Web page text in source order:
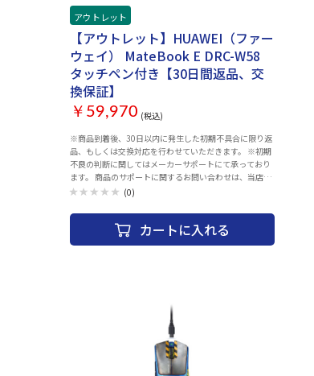
アウトレット
【アウトレット】HUAWEI（ファー
ウェイ） MateBook E DRC-W58
タッチペン付き【30日間返品、交
換保証】
￥59,970 (税込)
※商品到着後、30日以内に発生した初期不具合に限り返
品、もしくは交換対応を行わせていただきます。 ※初期
不良の判断に関してはメーカーサポートにて承っており
ます。 商品のサポートに関するお問い合わせは、当店か
らの納品書をご用意いただき、 下記サポートにご連絡く
営業時間：9:00-18:00 ※メーカー指定休業日および祝日
ご了承ください。 ※代金引換払いでのご注文は承ってお
2560x1600 パネル種類：OLED タッチパネル：○ メモリ
容量：8GB ストレージ容量：SSD：256GB ビデオチッ
プ：INTEL IRIS XE OS：Windows 11 Home Office詳細：
なし 駆動時間：15時間 インターフェース：
Thunderbolt4 Type-C、 その他：Webカメラ
(0)
カートに入れる